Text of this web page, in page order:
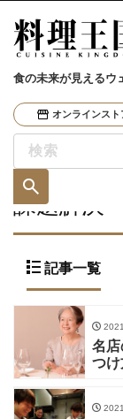
食の未来が見えるウ
オンラインスト
課題解決
記事一覧
名
つけ